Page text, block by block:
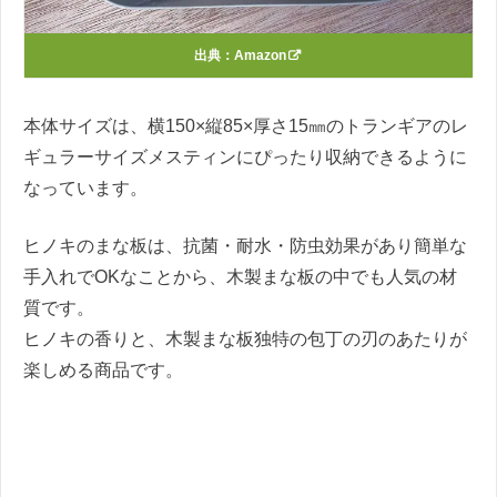
出典： Amazon
本体サイズは、横150×縦85×厚さ15㎜のトランギアのレ
ギュラーサイズメスティンにぴったり収納できるように
なっています。
ヒノキのまな板は、抗菌・耐水・防虫効果があり簡単な
手入れでOKなことから、木製まな板の中でも人気の材
質です。
ヒノキの香りと、木製まな板独特の包丁の刃のあたりが
楽しめる商品です。